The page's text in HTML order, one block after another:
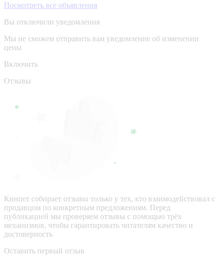
Посмотреть все объявления
Вы отключили уведомления
Мы не сможем отправить вам уведомление об изменении
цены
Включить
Отзывы
Кинпет собирает отзывы только у тех, кто взаимодействовал с
продавцом по конкретным предложениям. Перед
публикацией мы проверяем отзывы с помощью трёх
механизмов, чтобы гарантировать читателям качество и
достоверность
Оставить первый отзыв